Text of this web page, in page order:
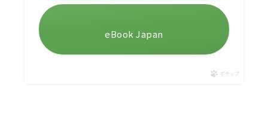
eBook Japan
ポチップ